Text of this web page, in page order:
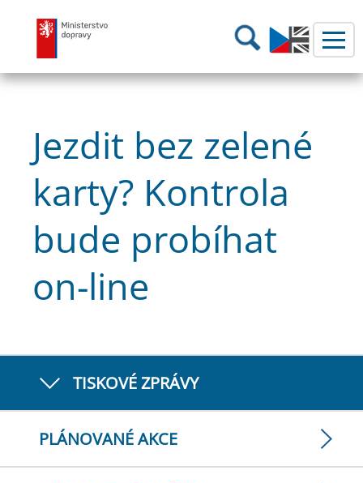
Ministerstvo dopravy Hledání
Jezdit bez zelené
karty? Kontrola
bude probíhat
on-line
TISKOVÉ ZPRÁVY
PLÁNOVANÉ AKCE